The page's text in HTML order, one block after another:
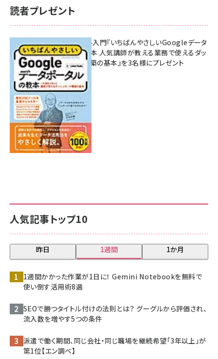
人気記事トップ10
昨日 1週間 1か月
1週間かかった作業が1日に！ Gemini Notebookを無料で
使い倒す活用術8選
SEOで勝つタイトル付けの法則とは？ グーグルから評価され、
流入数を増やす5つの条件
派遣で働く期間、同じ会社・同じ職場を継続希望「3年以上」が
第1位【エン調べ】
読者プレゼント
無料BIツール入門『いちばんやさしいGoogleデータ
ポータルの教本 人気講師が教える業務で使えるダッ
シュボード構築の基本』を3名様にプレゼント
7月31日 10:00